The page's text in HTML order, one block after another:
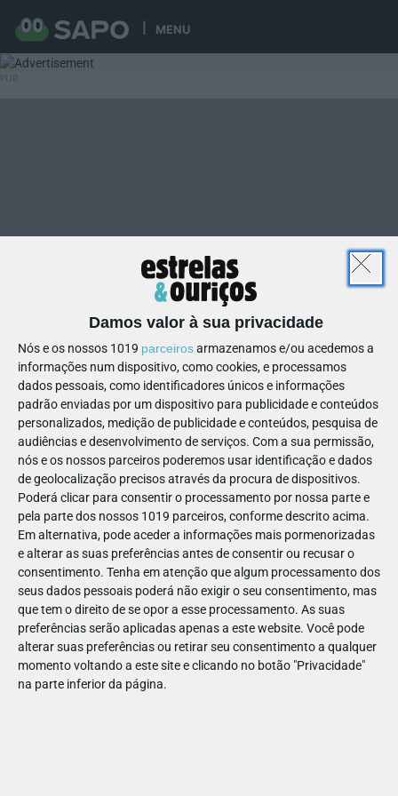
MENU
Damos valor à sua privacidade
Nós e os nossos 1019 parceirosarmazenamos e/ou acedemos a
informações num dispositivo, como cookies, e processamos
dados pessoais, como identificadores únicos e informações
padrão enviadas por um dispositivo para publicidade e conteúdos
personalizados, medição de publicidade e conteúdos, pesquisa de
audiências e desenvolvimento de serviços. Com a sua permissão,
nós e os nossos parceiros poderemos usar identificação e dados
de geolocalização precisos através da procura de dispositivos.
Poderá clicar para consentir o processamento por nossa parte e
pela parte dos nossos 1019 parceiros, conforme descrito acima.
Em alternativa, pode aceder a informações mais pormenorizadas
e alterar as suas preferências antes de consentir ou recusar o
consentimento. Tenha em atenção que algum processamento dos
seus dados pessoais poderá não exigir o seu consentimento, mas
que tem o direito de se opor a esse processamento. As suas
preferências serão aplicadas apenas a este website. Você pode
alterar suas preferências ou retirar seu consentimento a qualquer
momento voltando a este site e clicando no botão "Privacidade"
na parte inferior da página.
17
47429638947715